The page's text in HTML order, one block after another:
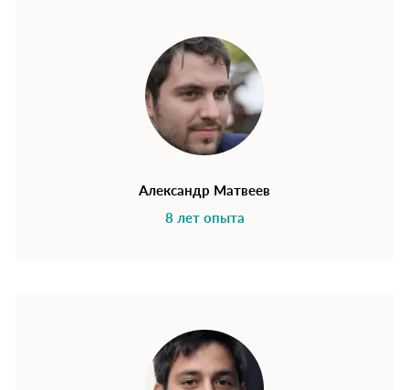
Александр Матвеев
8 лет опыта